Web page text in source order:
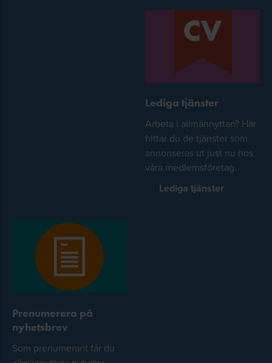
Lediga tjänster
Arbeta i allmännyttan? Här
hittar du de tjänster som
annonseras ut just nu hos
våra medlemsföretag.
Lediga tjänster
Prenumerera på
nyhetsbrev
Som prenumerant får du